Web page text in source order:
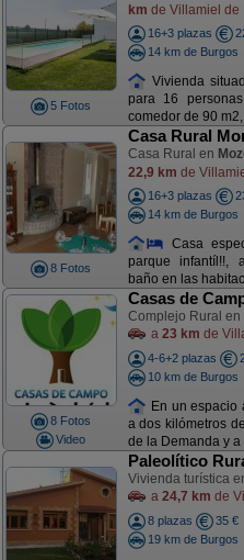
5 Fotos
km de Villamiel de
16+3 plazas
14 km de Burgos
Vivienda
para 16
comedor de 90
8 Fotos
Casa Rural
Casa Rural en
22,9 km de
16+3 plazas
14 km de Burgos
Casa
parque infantíl!!,
baño en las
8 Fotos
Video
Casas de
Complejo Rural en
a 23 km de
4-6+2 plazas
10 km de Burgos
En un espacio
a dos kilómetros
de la Demanda y a
Paleolítico
Vivienda turística
a 24,7 km de
8 plazas
35 €
19 km de Burgos